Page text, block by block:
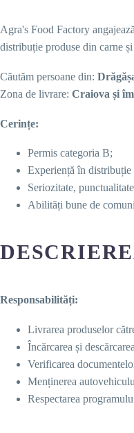
Agra's Food Factory angajează
distribuție produse din carne
Căutăm persoane din:
Zona de livrare: Craiova și
Cerințe:
Permis categoria B;
Experiență în distribuție
Seriozitate,
Abilități bune de
Responsabilități:
Livrarea produselor
Încărcarea și
Verificarea
Menținerea
Respectarea